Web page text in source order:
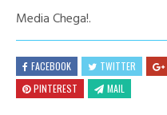
Media Chega!.
FACEBOOK TWITTER
PINTEREST
MAIL